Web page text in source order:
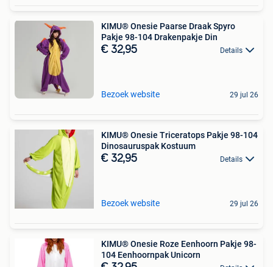
KIMU® Onesie Paarse Draak Spyro
Pakje 98-104 Drakenpakje Din
€ 32,95 Details
Bezoek website 29 jul 26
KIMU® Onesie Triceratops Pakje 98-104
Dinosauruspak Kostuum
€ 32,95 Details
Bezoek website 29 jul 26
KIMU® Onesie Roze Eenhoorn Pakje 98-
104 Eenhoornpak Unicorn